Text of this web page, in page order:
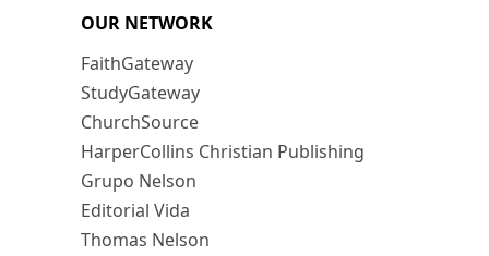
OUR NETWORK
FaithGateway
StudyGateway
ChurchSource
HarperCollins Christian Publishing
Grupo Nelson
Editorial Vida
Thomas Nelson